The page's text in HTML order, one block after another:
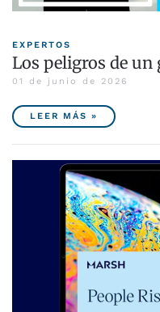
EXPERTOS
Los peligros de
01 de junio de 2026
LEER MÁS »